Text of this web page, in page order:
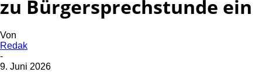
zu Bürgersprechstunde ein
Von
Redak
-
9. Juni 2026